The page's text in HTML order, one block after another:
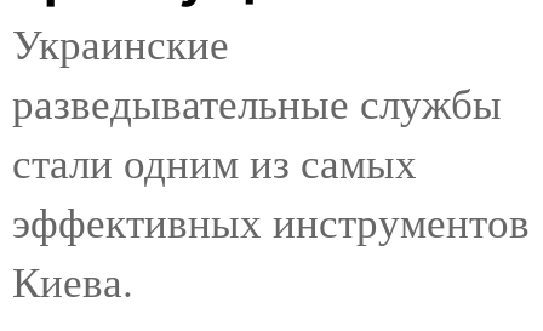
Украинские
разведывательные службы
стали одним из самых
эффективных инструментов
Киева.